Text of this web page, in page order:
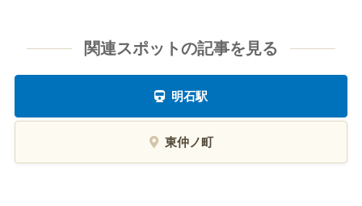
関連スポットの記事を見る
明石駅
東仲ノ町